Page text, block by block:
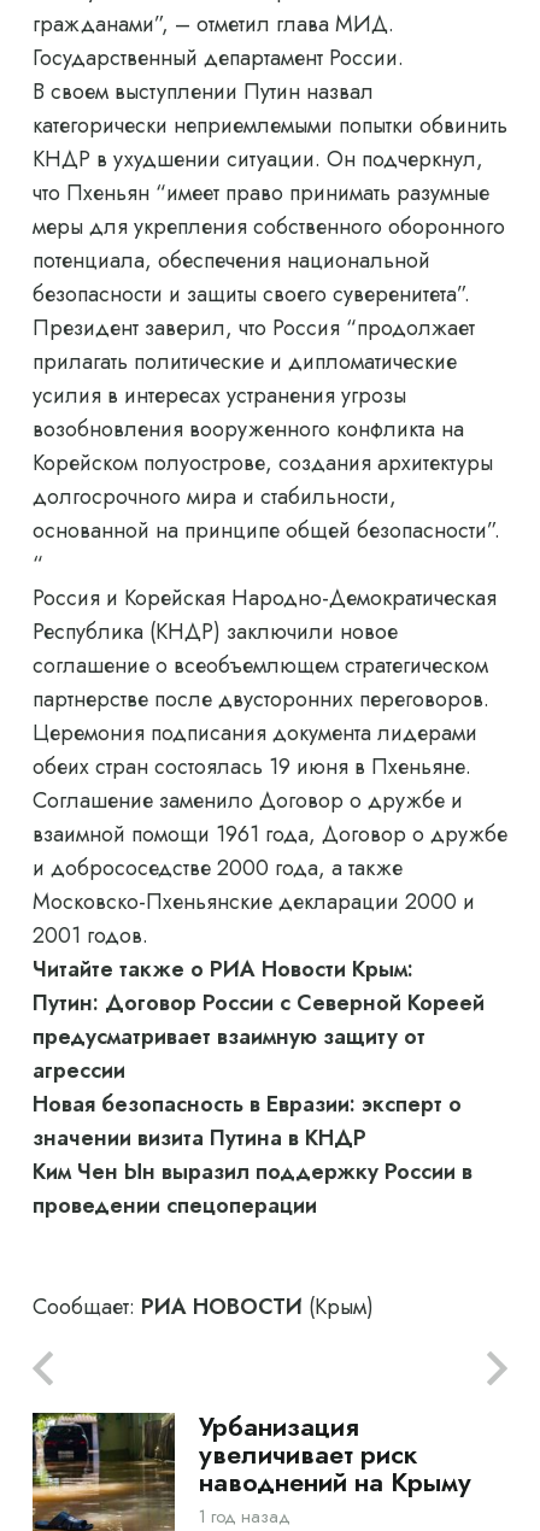
гражданами”, – отметил глава МИД.
Государственный департамент России.
В своем выступлении Путин назвал
категорически неприемлемыми попытки обвинить
КНДР в ухудшении ситуации. Он подчеркнул,
что Пхеньян “имеет право принимать разумные
меры для укрепления собственного оборонного
потенциала, обеспечения национальной
безопасности и защиты своего суверенитета”.
Президент заверил, что Россия “продолжает
прилагать политические и дипломатические
усилия в интересах устранения угрозы
возобновления вооруженного конфликта на
Корейском полуострове, создания архитектуры
долгосрочного мира и стабильности,
основанной на принципе общей безопасности”.
“
Россия и Корейская Народно-Демократическая
Республика (КНДР) заключили новое
соглашение о всеобъемлющем стратегическом
партнерстве после двусторонних переговоров.
Церемония подписания документа лидерами
обеих стран состоялась 19 июня в Пхеньяне.
Соглашение заменило Договор о дружбе и
взаимной помощи 1961 года, Договор о дружбе
и добрососедстве 2000 года, а также
Московско-Пхеньянские декларации 2000 и
2001 годов.
Читайте также о РИА Новости Крым:
Путин: Договор России с Северной Кореей
предусматривает взаимную защиту от
агрессии
Новая безопасность в Евразии: эксперт о
значении визита Путина в КНДР
Ким Чен Ын выразил поддержку России в
проведении спецоперации
Сообщает: РИА НОВОСТИ (Крым)
Урбанизация
увеличивает риск
наводнений на Крыму
1 год назад